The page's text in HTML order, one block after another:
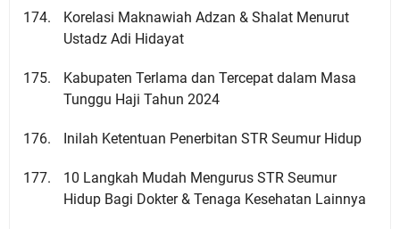
Korelasi Maknawiah Adzan & Shalat Menurut
Ustadz Adi Hidayat
Kabupaten Terlama dan Tercepat dalam Masa
Tunggu Haji Tahun 2024
Inilah Ketentuan Penerbitan STR Seumur Hidup
10 Langkah Mudah Mengurus STR Seumur
Hidup Bagi Dokter & Tenaga Kesehatan Lainnya